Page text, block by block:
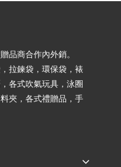
品商合作內外銷。
拉鍊袋，環保袋，裱
各式吹氣玩具，泳圈
夾，各式禮贈品，手